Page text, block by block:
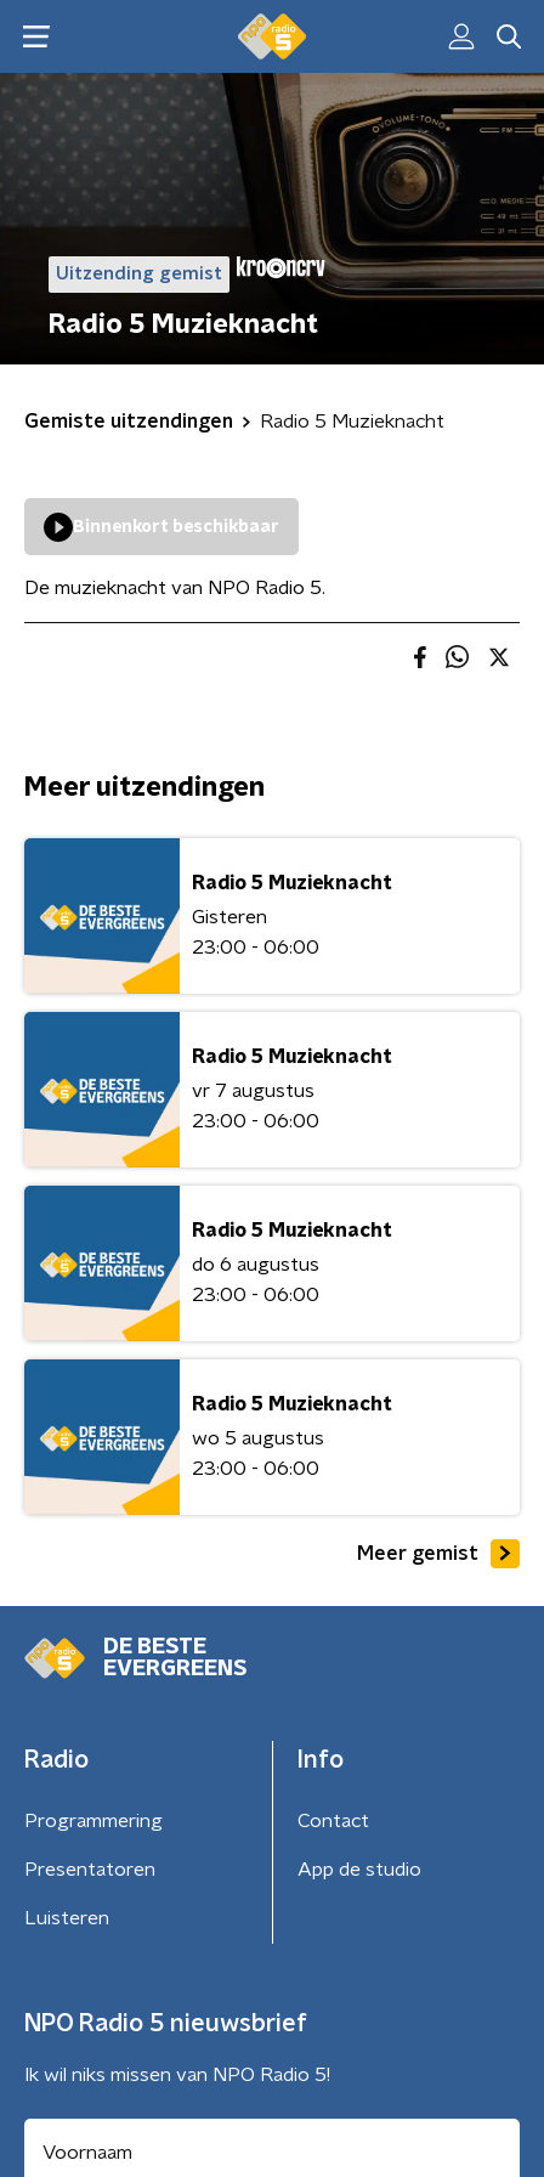
Uitzending gemist
Radio 5 Muzieknacht
Gemiste uitzendingen Radio 5 Muzieknacht
Binnenkort beschikbaar
De muzieknacht van NPO Radio 5.
Meer uitzendingen
Radio 5 Muzieknacht
Gisteren
23:00 - 06:00
Radio 5 Muzieknacht
vr 7 augustus
23:00 - 06:00
Radio 5 Muzieknacht
do 6 augustus
23:00 - 06:00
Radio 5 Muzieknacht
wo 5 augustus
23:00 - 06:00
Meer gemist
DE BESTE
EVERGREENS
Radio
Programmering
Presentatoren
Luisteren
Info
Contact
App de studio
NPO Radio 5 nieuwsbrief
Ik wil niks missen van NPO Radio 5!